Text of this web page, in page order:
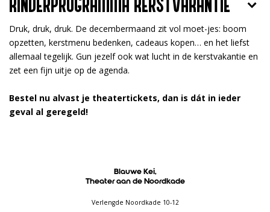
KINDERPROGRAMMA KERSTVAKANTIE
Druk, druk, druk. De decembermaand zit vol moet-jes: boom
opzetten, kerstmenu bedenken, cadeaus kopen… en het liefst
allemaal tegelijk. Gun jezelf ook wat lucht in de kerstvakantie en
zet een fijn uitje op de agenda.
Bestel nu alvast je theatertickets, dan is dát in ieder
geval al geregeld!
Blauwe Kei,
Theater aan de Noordkade
Verlengde Noordkade 10-12